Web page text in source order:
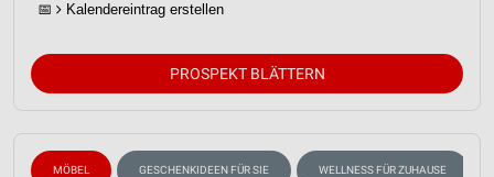
📅 Kalendereintrag erstellen
PROSPEKT BLÄTTERN
MÖBEL GESCHENKIDEEN FÜR SIE WELLNESS FÜR ZUHAUSE